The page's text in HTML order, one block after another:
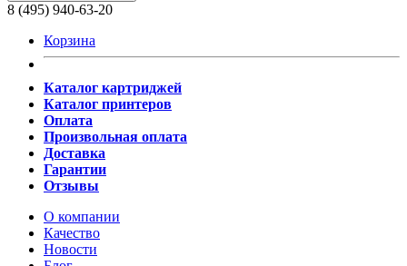
8 (495) 940-63-20
Корзина
Каталог картриджей
Каталог принтеров
Оплата
Произвольная оплата
Доставка
Гарантии
Отзывы
О компании
Качество
Новости